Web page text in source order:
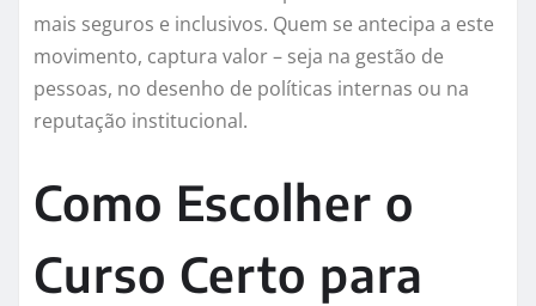
mais seguros e inclusivos. Quem se antecipa a este
movimento, captura valor – seja na gestão de
pessoas, no desenho de políticas internas ou na
reputação institucional.
Como Escolher o
Curso Certo para